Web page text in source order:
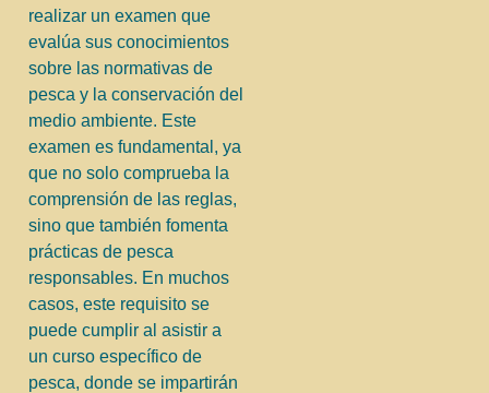
realizar un examen que
evalúa sus conocimientos
sobre las normativas de
pesca y la conservación del
medio ambiente. Este
examen es fundamental, ya
que no solo comprueba la
comprensión de las reglas,
sino que también fomenta
prácticas de pesca
responsables. En muchos
casos, este requisito se
puede cumplir al asistir a
un curso específico de
pesca, donde se impartirán